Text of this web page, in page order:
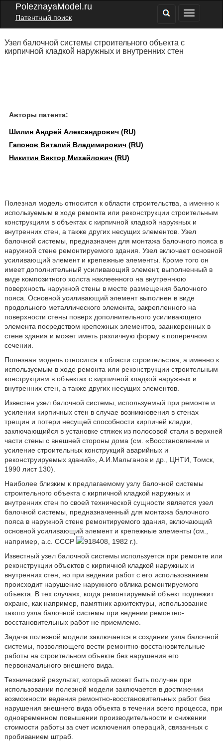
PoleznayaModel.ru
Патентный поиск
Узел балочной системы строительного объекта с
кирпичной кладкой наружных и внутренних стен
Авторы патента:
Шилин Андрей Александрович (RU)
Гапонов Виталий Владимирович (RU)
Никитин Виктор Михайлович (RU)
Полезная модель относится к области строительства, а именно к
используемым в ходе ремонта или реконструкции строительным
конструкциям в объектах с кирпичной кладкой наружных и
внутренних стен, а также других несущих элементов. Узел
балочной системы, предназначен для монтажа балочного пояса в
наружной стене ремонтируемого здания. Узел включает основной
усиливающий элемент и крепежные элементы. Кроме того он
имеет дополнительный усиливающий элемент, выполненный в
виде композитного холста наклеенного на внутреннюю
поверхность наружной стены в месте размещения балочного
пояса. Основной усиливающий элемент выполнен в виде
продольного металлического элемента, закрепленного на
поверхности стены поверх дополнительного усиливающего
элемента посредством крепежных элементов, заанкеренных в
стене здания и может иметь различную форму в поперечном
сечении.
Полезная модель относится к области строительства, а именно к
используемым в ходе ремонта или реконструкции строительным
конструкциям в объектах с кирпичной кладкой наружных и
внутренних стен, а также других несущих элементов.
Известен узел балочной системы, используемый при ремонте и
усилении кирпичных стен в случае возникновения в стенах
трещин и потери несущей способности кирпичей кладки,
заключающийся в установке стяжек из полосовой стали в верхней
части стены с внешней стороны дома (см. «Восстановление и
усиление строительных конструкций аварийных и
реконструируемых зданий», А.И.Мальганов и др., ЦНТИ, Томск,
1990 лист 130).
Наиболее близким к предлагаемому узлу балочной системы
строительного объекта с кирпичной кладкой наружных и
внутренних стен по своей технической сущности является узел
балочной системы, предназначенный для монтажа балочного
пояса в наружной стене ремонтируемого здания, включающий
основной усиливающий элемент и крепежные элементы (см.,
например, а.с. СССР
918408, 1982 г.).
Известный узел балочной системы используется при ремонте или
реконструкции объектов с кирпичной кладкой наружных и
внутренних стен, но при ведении работ с его использованием
происходит нарушение наружного облика ремонтируемого
объекта. В тех случаях, когда ремонтируемый объект подлежит
охране, как например, памятник архитектуры, использование
такого узла балочной системы при ведении ремонтно-
восстановительных работ не приемлемо.
Задача полезной модели заключается в создании узла балочной
системы, позволяющего вести ремонтно-восстановительные
работы на строительном объекте без нарушения его
первоначального внешнего вида.
Технический результат, который может быть получен при
использовании полезной модели заключается в достижении
возможности ведения ремонтно-восстановительных работ без
нарушения внешнего вида объекта в течении всего процесса, при
одновременном повышении производительности и снижении
стоимости работы за счет исключения операций, связанных с
пробиванием штраб.